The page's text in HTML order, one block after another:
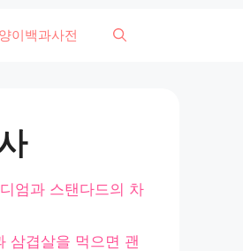
이백과사전
엄과 스탠다드의 차
삼겹살을 먹으면 괜